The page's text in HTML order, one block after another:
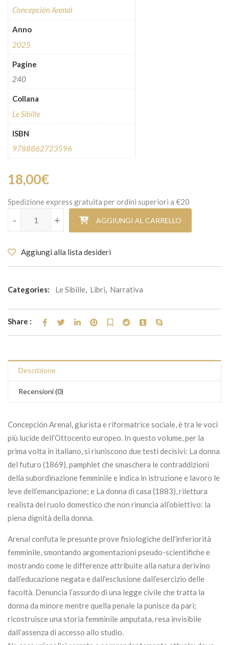
Concepción Arenal
Anno
2025
Pagine
240
Collana
Le Sibille
ISBN
9788862723596
18,00€
Spedizione express gratuita per ordini superiori a €20
La donna del futuro quantità
+
- AGGIUNGI AL CARRELLO
Aggiungi alla lista desideri
Categories: Le Sibille, Libri, Narrativa
Share :
Descrizione
Recensioni (0)
Concepción Arenal, giurista e riformatrice sociale, è tra le voci
più lucide dell’Ottocento europeo. In questo volume, per la
prima volta in italiano, si riuniscono due testi decisivi: La donna
del futuro (1869), pamphlet che smaschera le contraddizioni
della subordinazione femminile e indica in istruzione e lavoro le
leve dell’emancipazione; e La donna di casa (1883), rilettura
realista del ruolo domestico che non rinuncia all’obiettivo: la
piena dignità della donna.
Arenal confuta le presunte prove fisiologiche dell’inferiorità
femminile, smontando argomentazioni pseudo-scientifiche e
mostrando come le differenze attribuite alla natura derivino
dall’educazione negata e dall’esclusione dall’esercizio delle
facoltà. Denuncia l’assurdo di una legge civile che tratta la
donna da minore mentre quella penale la punisce da pari;
ricostruisce una storia femminile amputata, resa invisibile
dall’assenza di accesso allo studio.